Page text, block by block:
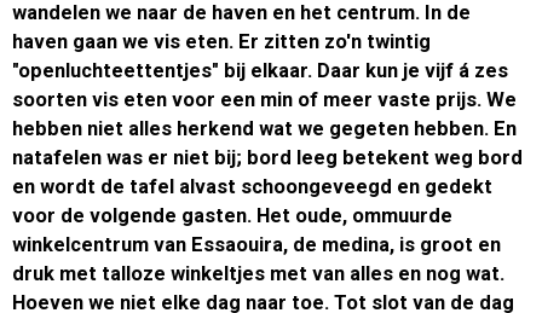
wandelen we naar de haven en het centrum. In de
haven gaan we vis eten. Er zitten zo'n twintig
"openluchteettentjes" bij elkaar. Daar kun je vijf á zes
soorten vis eten voor een min of meer vaste prijs. We
hebben niet alles herkend wat we gegeten hebben. En
natafelen was er niet bij; bord leeg betekent weg bord
en wordt de tafel alvast schoongeveegd en gedekt
voor de volgende gasten. Het oude, ommuurde
winkelcentrum van Essaouira, de medina, is groot en
druk met talloze winkeltjes met van alles en nog wat.
Hoeven we niet elke dag naar toe. Tot slot van de dag